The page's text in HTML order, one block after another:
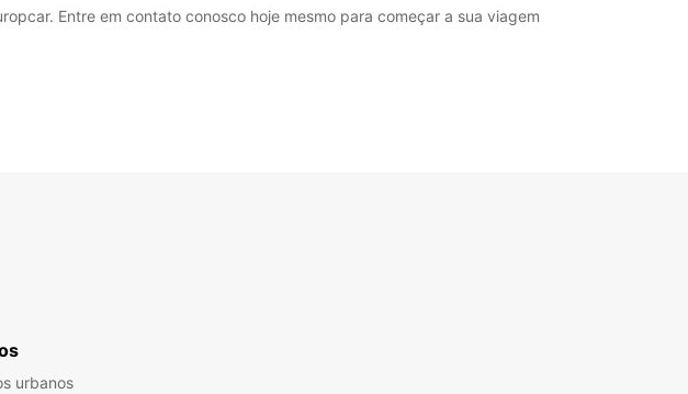
Entre em contato conosco hoje mesmo para começar a sua viagem
urbanos